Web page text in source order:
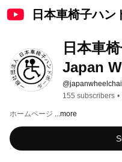
日本車椅子ハン
Federation
日本車
Japan
155 subscribers •
ホームページ ...more